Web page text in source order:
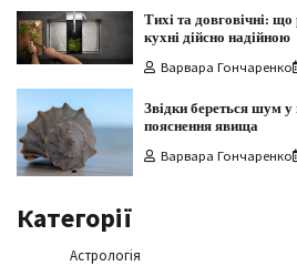
Тихі та довговічні:
кухні дійсно надійною
Варвара Гончаренко
Звідки береться шум
пояснення явища
Варвара Гончаренко
Категорії
Астрологія